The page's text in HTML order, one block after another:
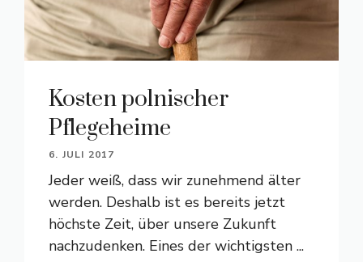
Kosten polnischer
Pflegeheime
6. JULI 2017
Jeder weiß, dass wir zunehmend älter
werden. Deshalb ist es bereits jetzt
höchste Zeit, über unsere Zukunft
nachzudenken. Eines der wichtigsten ...